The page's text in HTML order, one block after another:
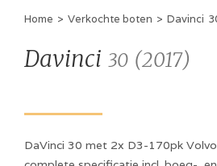
Home > Verkochte boten > Davinci
Davinci 30 (2017)
DaVinci 30 met 2x D3-170pk